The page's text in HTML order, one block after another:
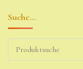
Suche…